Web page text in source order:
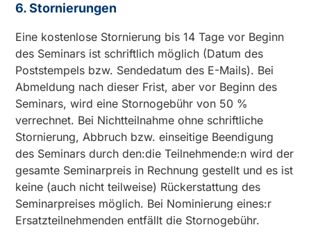
6. Stornierungen
Eine kostenlose Stornierung bis 14 Tage vor Beginn
des Seminars ist schriftlich möglich (Datum des
Poststempels bzw. Sendedatum des E-Mails). Bei
Abmeldung nach dieser Frist, aber vor Beginn des
Seminars, wird eine Stornogebühr von 50 %
verrechnet. Bei Nichtteilnahme ohne schriftliche
Stornierung, Abbruch bzw. einseitige Beendigung
des Seminars durch den:die Teilnehmende:n wird der
gesamte Seminarpreis in Rechnung gestellt und es ist
keine (auch nicht teilweise) Rückerstattung des
Seminarpreises möglich. Bei Nominierung eines:r
Ersatzteilnehmenden entfällt die Stornogebühr.